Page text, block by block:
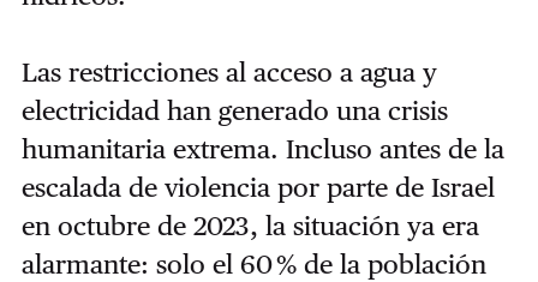
Las restricciones al acceso a agua y
electricidad han generado una crisis
humanitaria extrema. Incluso antes de la
escalada de violencia por parte de Israel
en octubre de 2023, la situación ya era
alarmante: solo el 60 % de la población